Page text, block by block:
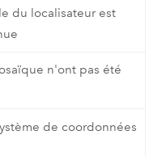
du localisateur est
n'ont pas été
de coordonnées